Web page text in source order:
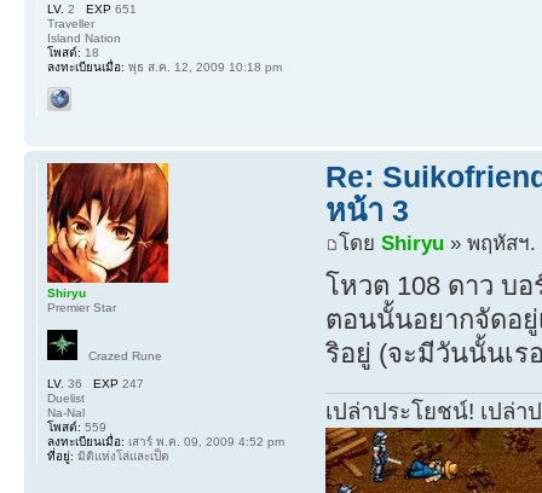
LV. 2 EXP 651
Traveller
Island Nation
โพสต์: 18
ลงทะเบียนเมื่อ: พุธ ส.ค. 12, 2009 10:18 pm
Re:
หน้า 3
โดยShiryu » พฤหัสฯ.
โหวต 108 ดาว บอ
ตอนนั้นอยากจัดอ
ริอยู่ (จะมีวันนั้นเร
เปล่าประโยชน์! เปล่า
Shiryu
Premier Star
Crazed Rune
LV. 36 EXP 247
Duelist
Na-Nal
โพสต์: 559
ลงทะเบียนเมื่อ: เสาร์ พ.ค. 09, 2009 4:52 pm
ที่อยู่: มิติแห่งโล่และเป็ด